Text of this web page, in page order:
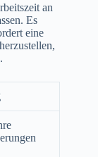
an
Es
eine